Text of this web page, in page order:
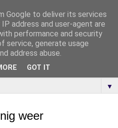
▼
weer
Google to deliver its services
address and user-agent are
performance and security
service, generate usage
address abuse.
GOT IT